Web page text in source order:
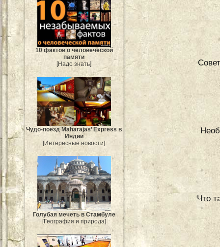
10 фактов о человеческой
памяти
[Надо знать]
Чудо-поезд Maharajas’ Express в
Индии
[Интересные новости]
Голубая мечеть в Стамбуле
[География и природа]
Что